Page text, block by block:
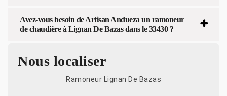
Avez-vous besoin de Artisan Andueza un ramoneur
de chaudière à Lignan De Bazas dans le 33430 ?
Nous localiser
Ramoneur Lignan De Bazas